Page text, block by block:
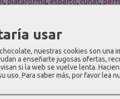
con dibujos perforados de
usar
nuestras cookies son una
a enseñarte jugosas ofertas,
si la web se vuelve lenta.
uso. Para saber más, por favor lea